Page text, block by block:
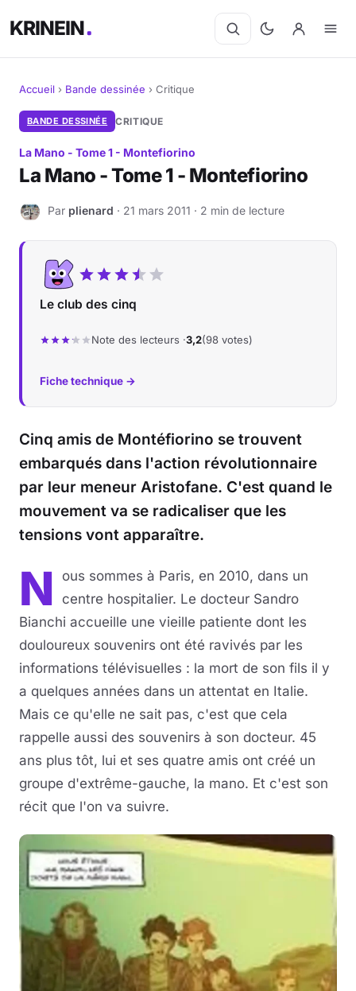
KRINEIN
Cinéma
Séries
Livres
Jeux vidéo
Musique
Sciences & Tech
Forum
Accueil › Bande dessinée › Critique
BANDE DESSINÉE CRITIQUE
La Mano - Tome 1 - Montefiorino
La Mano - Tome 1 - Montefiorino
P Par plienard · 21 mars 2011 · 2 min de lecture
Le club des cinq
Note des lecteurs ·3,2(98 votes)
Fiche technique →
Cinq amis de Montéfiorino se trouvent
embarqués dans l'action révolutionnaire
par leur meneur Aristofane. C'est quand le
mouvement va se radicaliser que les
tensions vont apparaître.
N
ous sommes à Paris, en 2010, dans un
centre hospitalier. Le docteur Sandro
Bianchi accueille une vieille patiente dont les
douloureux souvenirs ont été ravivés par les
informations télévisuelles : la mort de son fils il y
a quelques années dans un attentat en Italie.
Mais ce qu'elle ne sait pas, c'est que cela
rappelle aussi des souvenirs à son docteur. 45
ans plus tôt, lui et ses quatre amis ont créé un
groupe d'extrême-gauche, la mano. Et c'est son
récit que l'on va suivre.